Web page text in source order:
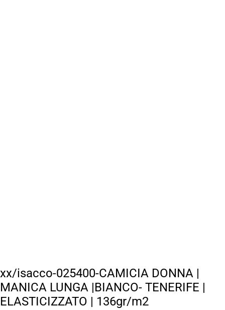
xx/isacco-025400-CAMICIA DONNA |
MANICA LUNGA |BIANCO- TENERIFE |
ELASTICIZZATO | 136gr/m2